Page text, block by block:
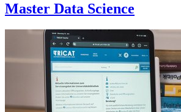
Master Data Science